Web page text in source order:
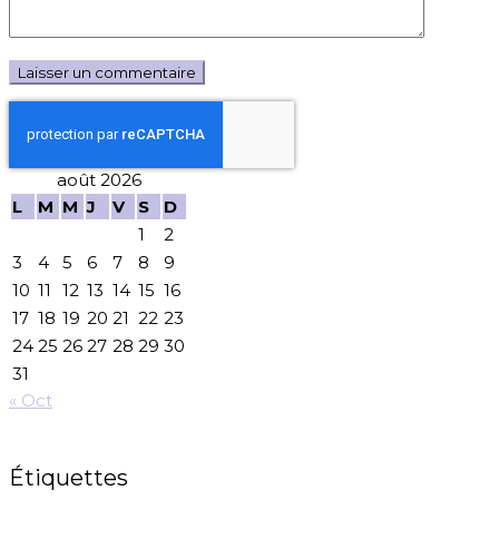
août 2026
L
M M J V S
D
1
2
3
4 5 6 7 8
9
10 11 12 13 14 15 16
17 18 19 20 21 22 23
24 25 26 27 28 29 30
31
« Oct
Étiquettes